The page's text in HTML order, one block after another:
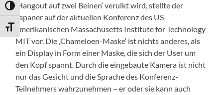
Umschalten auf hohe Kontraste
Schrift vergrößern
‚Hangout auf zwei Beinen‘ verulkt wird, stellte der
Japaner auf der aktuellen Konferenz des US-
amerikanischen Massachusetts Institute for Technology
MIT vor. Die ‚Chameloen-Maske‘ ist nichts anderes, als
ein Display in Form einer Maske, die sich der User um
den Kopf spannt. Durch die eingebaute Kamera ist nicht
nur das Gesicht und die Sprache des Konferenz-
Teilnehmers wahrzunehmen – er oder sie kann auch